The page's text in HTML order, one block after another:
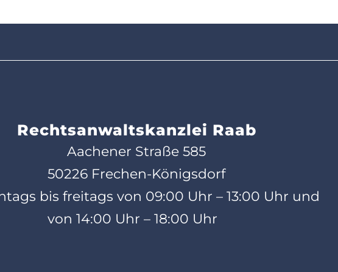
Rechtsanwaltskanzlei Raab
Aachener Straße 585
50226 Frechen-Königsdorf
bis freitags von 09:00 Uhr – 13:00 Uhr und
von 14:00 Uhr – 18:00 Uhr